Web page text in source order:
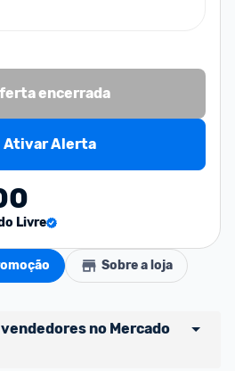
encerrada
Ativar Alerta
Livre
Sobre a loja
no Mercado